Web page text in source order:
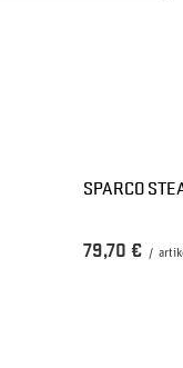
SPARCO
79,70 € /